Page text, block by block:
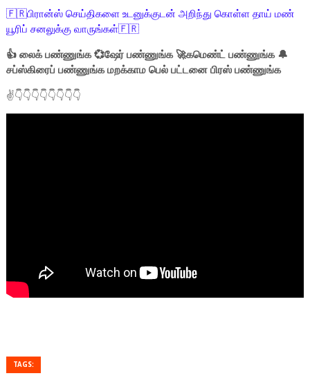
🇫🇷பிரான்ஸ் செய்திகளை உடனுக்குடன் அறிந்து கொள்ள தாய் மண்
யூரிப் சனலுக்கு வாருங்கள்🇫🇷
👍 லைக் பண்ணுங்க 💞ஷேர் பண்ணுங்க 🚀கமெண்ட் பண்ணுங்க 🔔
சப்ஸ்கிரைப் பண்ணுங்க மறக்காம பெல் பட்டனை பிரஸ் பண்ணுங்க
✌👇👇👇👇👇👇👇👇
TAGS: